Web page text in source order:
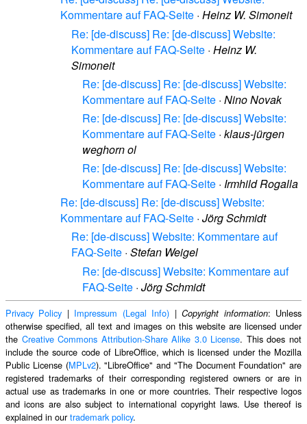
Kommentare auf FAQ-Seite · Heinz W. Simoneit
Re: [de-discuss] Re: [de-discuss] Website:
Kommentare auf FAQ-Seite · Heinz W.
Simoneit
Re: [de-discuss] Re: [de-discuss] Website:
Kommentare auf FAQ-Seite · Nino Novak
Re: [de-discuss] Re: [de-discuss] Website:
Kommentare auf FAQ-Seite · klaus-jürgen
weghorn ol
Re: [de-discuss] Re: [de-discuss] Website:
Kommentare auf FAQ-Seite · Irmhild Rogalla
Re: [de-discuss] Re: [de-discuss] Website:
Kommentare auf FAQ-Seite · Jörg Schmidt
Re: [de-discuss] Website: Kommentare auf
FAQ-Seite · Stefan Weigel
Re: [de-discuss] Website: Kommentare auf
FAQ-Seite · Jörg Schmidt
Privacy Policy | Impressum (Legal Info) |Copyright information: Unless
otherwise specified, all text and images on this website are licensed under
the Creative Commons Attribution-Share Alike 3.0 License. This does not
include the source code of LibreOffice, which is licensed under the Mozilla
Public License (MPLv2). "LibreOffice" and "The Document Foundation" are
registered trademarks of their corresponding registered owners or are in
actual use as trademarks in one or more countries. Their respective logos
and icons are also subject to international copyright laws. Use thereof is
explained in ourtrademark policy.